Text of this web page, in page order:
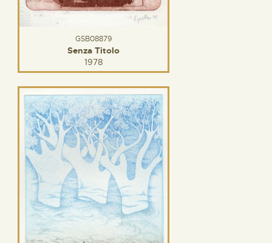
GSB08879
Senza Titolo
1978